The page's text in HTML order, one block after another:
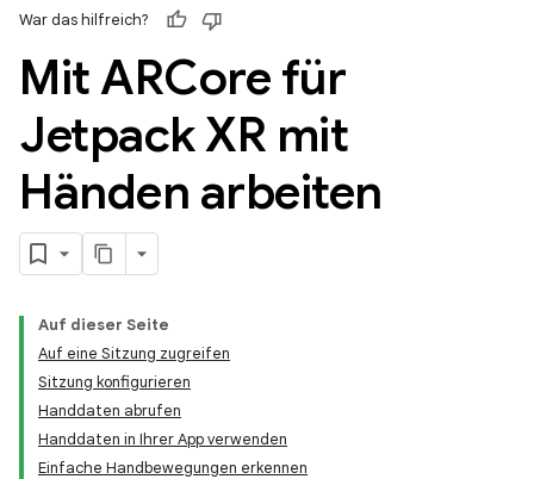
War das hilfreich?
Mit ARCore für
Jetpack XR mit
Händen arbeiten
Auf dieser Seite
Auf eine Sitzung zugreifen
Sitzung konfigurieren
Handdaten abrufen
Handdaten in Ihrer App verwenden
Einfache Handbewegungen erkennen